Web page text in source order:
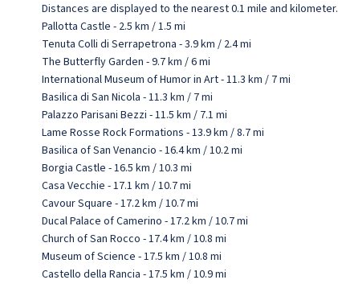
Distances are displayed to the nearest 0.1 mile and kilometer.
Pallotta Castle - 2.5 km / 1.5 mi
Tenuta Colli di Serrapetrona - 3.9 km / 2.4 mi
The Butterfly Garden - 9.7 km / 6 mi
International Museum of Humor in Art - 11.3 km / 7 mi
Basilica di San Nicola - 11.3 km / 7 mi
Palazzo Parisani Bezzi - 11.5 km / 7.1 mi
Lame Rosse Rock Formations - 13.9 km / 8.7 mi
Basilica of San Venancio - 16.4 km / 10.2 mi
Borgia Castle - 16.5 km / 10.3 mi
Casa Vecchie - 17.1 km / 10.7 mi
Cavour Square - 17.2 km / 10.7 mi
Ducal Palace of Camerino - 17.2 km / 10.7 mi
Church of San Rocco - 17.4 km / 10.8 mi
Museum of Science - 17.5 km / 10.8 mi
Castello della Rancia - 17.5 km / 10.9 mi